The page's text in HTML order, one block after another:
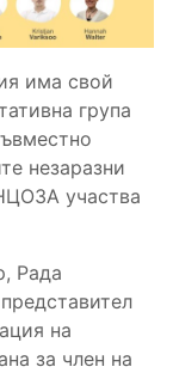
има свой
група
незаразни
участва
Рада
на
за член на